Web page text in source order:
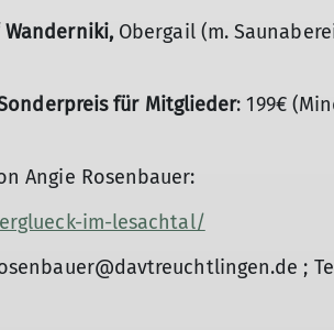
Wanderniki,Obergail (m.
für Mitglieder: 199€
Angie Rosenbauer:
im-lesachtal/
;